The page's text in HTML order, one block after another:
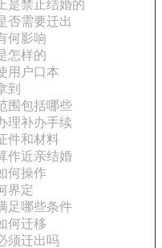
是禁止结婚的
否需要迁出
何影响
怎样的
用户口本
到
围包括哪些
理补办手续
件和材料
作近亲结婚
何操作
界定
足哪些条件
何迁移
须迁出吗